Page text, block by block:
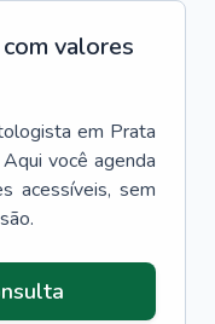
valores
em Prata
você agenda
acessíveis, sem